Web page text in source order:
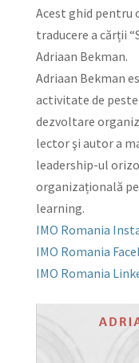
Acest ghid pentru
traducere a cărții
Adriaan Bekman.
Adriaan Bekman
activitate de peste
dezvoltare
lector şi autor a
leadership-ul
organizațională
learning.
IMO Romania
IMO Romania
IMO Romania